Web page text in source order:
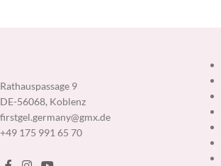
Rathauspassage 9
DE-56068, Koblenz
firstgel.germany@gmx.de
+49 175 991 65 70